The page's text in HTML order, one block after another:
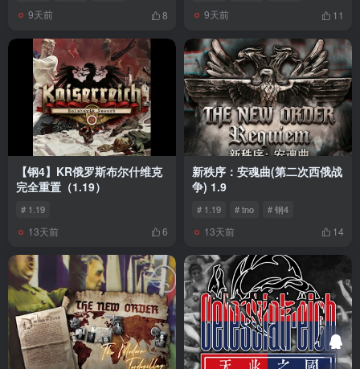
9天前 8 9天前 11
【钢4】KR俄罗斯布尔什维克
完全重置（1.19）
# 1.19
13天前 6
新秩序：安魂曲(第二次西俄战
争) 1.9
# 1.19 # tno # 钢4
13天前 14